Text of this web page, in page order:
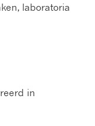
laboratoria
in